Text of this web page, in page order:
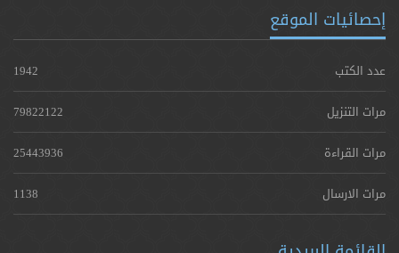
إحصائيات الموقع
عدد الكتب
1942
مرات التنزيل
79822122
مرات القراءة
25443936
مرات الارسال
1138